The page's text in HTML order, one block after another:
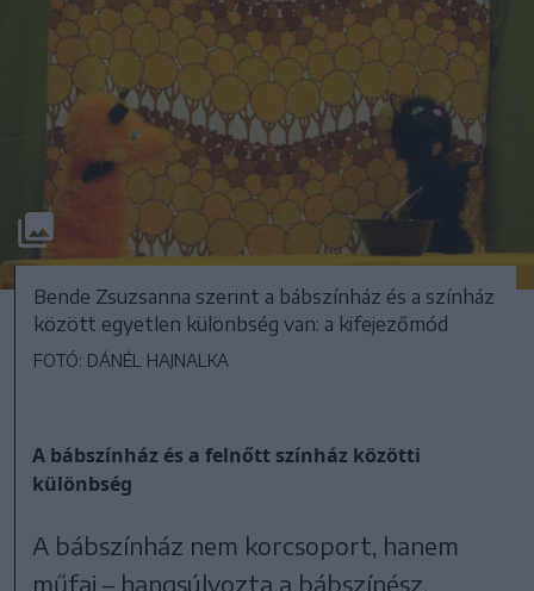
Bende Zsuzsanna szerint a bábszínház és a színház
között egyetlen különbség van: a kifejezőmód
FOTÓ: DÁNÉL HAJNALKA
A bábszínház és a felnőtt színház közötti
különbség
A bábszínház nem korcsoport, hanem
műfaj – hangsúlyozta a bábszínész,